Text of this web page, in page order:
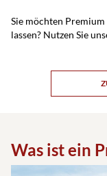
Sie möchten
lassen? Nutzen Sie
Was ist ein